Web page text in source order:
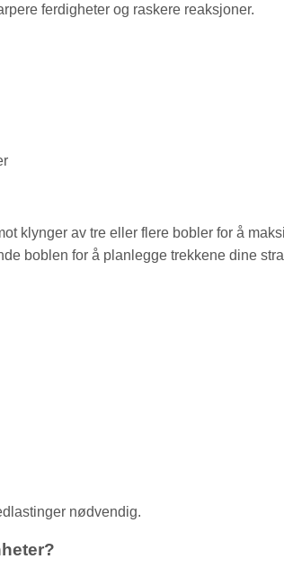
ferdigheter og raskere reaksjoner.
klynger av tre eller flere bobler for å
boblen for å planlegge trekkene dine
nødvendig.